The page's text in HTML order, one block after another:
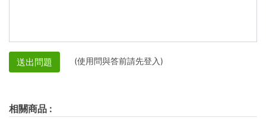
送出問題 (使用問與答前請先登入)
相關商品 :